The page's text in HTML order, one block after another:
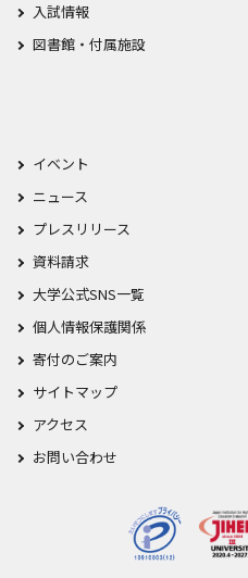
入試情報
図書館・付属施設
イベント
ニュース
プレスリリース
資料請求
大学公式SNS一覧
個人情報保護関係
寄付のご案内
サイトマップ
アクセス
お問い合わせ